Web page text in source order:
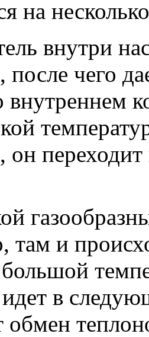
на
внутри
после чего
он
там и
в
обмен